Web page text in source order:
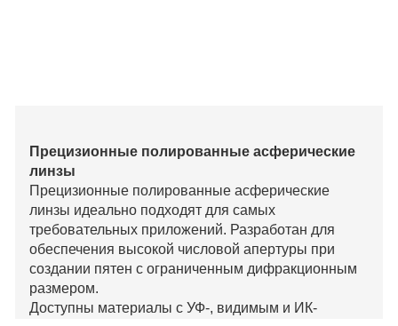
Прецизионные полированные асферические
линзы
Прецизионные полированные асферические
линзы идеально подходят для самых
требовательных приложений. Разработан для
обеспечения высокой числовой апертуры при
создании пятен с ограниченным дифракционным
размером.
Доступны материалы с УФ-, видимым и ИК-